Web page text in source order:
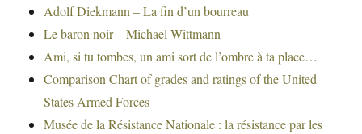
Adolf Diekmann – La fin d’un bourreau
Le baron noir – Michael Wittmann
Ami, si tu tombes, un ami sort de l’ombre à ta place…
Comparison Chart of grades and ratings of the United
States Armed Forces
Musée de la Résistance Nationale : la résistance par les